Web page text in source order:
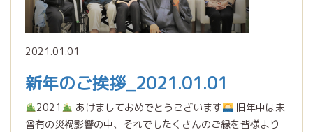
2021.01.01
新年のご挨拶_2021.01.01
2021 あけましておめでとうございます
旧年中は未
曾有の災禍影響の中、それでもたくさんのご縁を皆様より